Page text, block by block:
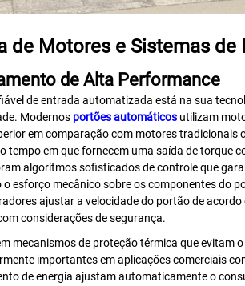
de Motores e Sistemas de
de Alta Performance
de entrada automatizada está na sua
Modernos portões automáticos utilizam
em comparação com motores tradicionais
tempo em que fornecem uma saída de torque
algoritmos sofisticados de controle que
esforço mecânico sobre os componentes do
ajustar a velocidade do portão de
considerações de segurança.
mecanismos de proteção térmica que evitam
importantes em aplicações comerciais
de energia ajustam automaticamente o